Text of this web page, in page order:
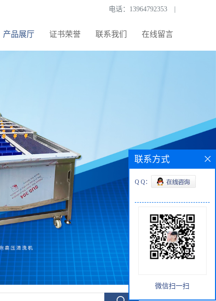
电话： 13964792353
产品展厅 证书荣誉 联系我们 在线留言
联系方式
Q Q：
微信扫一扫